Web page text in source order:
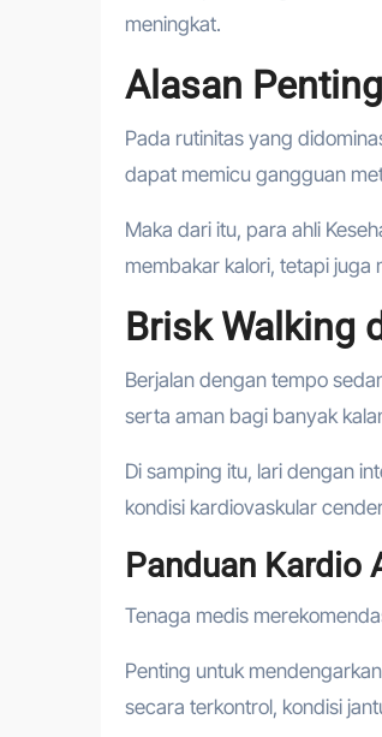
meningkat.
Alasan
Pada rutinitas yang
dapat memicu gangguan
Maka dari itu, para ahli
membakar kalori, tetapi juga
Brisk Walking
Berjalan dengan tempo
serta aman bagi banyak
Di samping itu, lari dengan
kondisi kardiovaskular
Panduan Kardio
Tenaga medis
Penting untuk
secara terkontrol, kondisi